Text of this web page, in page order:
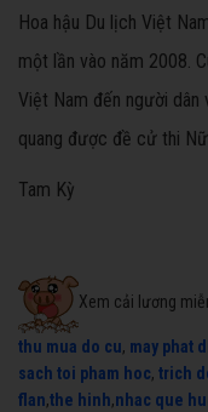
Hoa hậu Du lịch Việt
một lần vào năm 2008.
Việt Nam đến người dân
quang được đề cử thi
Tam Kỳ
Xem cải lương
thu mua do cu, may phat
sach toi pham hoc, trich
flan,the hinh,nhac que